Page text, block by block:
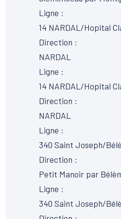
Ligne :
14 NARDAL/Hopital
Direction :
NARDAL
Ligne :
14 NARDAL/Hopital
Direction :
NARDAL
Ligne :
340 Saint Joseph/
Direction :
Petit Manoir par
Ligne :
340 Saint Joseph/